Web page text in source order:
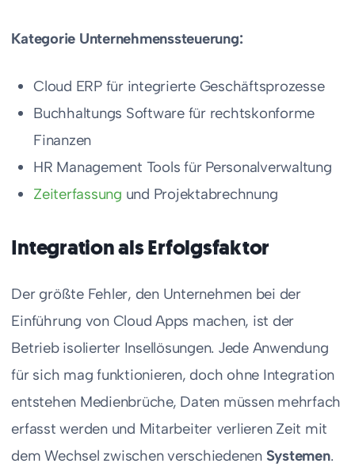
Kategorie Unternehmenssteuerung:
Cloud ERP für integrierte Geschäftsprozesse
Buchhaltungs Software für rechtskonforme
Finanzen
HR Management Tools für Personalverwaltung
Zeiterfassung und Projektabrechnung
Integration als Erfolgsfaktor
Der größte Fehler, den Unternehmen bei der
Einführung von Cloud Apps machen, ist der
Betrieb isolierter Insellösungen. Jede Anwendung
für sich mag funktionieren, doch ohne Integration
entstehen Medienbrüche, Daten müssen mehrfach
erfasst werden und Mitarbeiter verlieren Zeit mit
dem Wechsel zwischen verschiedenen Systemen.